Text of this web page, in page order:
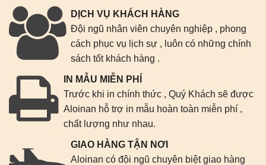
DỊCH VỤ KHÁCH HÀNG
Đội ngũ nhân viên chuyên nghiệp , phong
cách phục vụ lịch sự , luôn có những chính
sách tốt khách hàng .
IN MẪU MIỄN PHÍ
Trước khi in chính thức , Quý Khách sẽ được
Aloinan hỗ trợ in mẫu hoàn toàn miễn phí ,
chất lượng như nhau.
GIAO HÀNG TẬN NƠI
Aloinan có đội ngũ chuyên biệt giao hàng